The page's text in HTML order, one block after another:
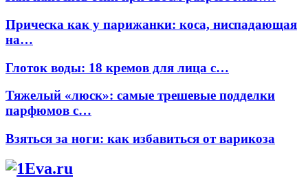
Прическа как у парижанки: коса, ниспадающая
на…
Глоток воды: 18 кремов для лица с…
Тяжелый «люск»: самые трешевые подделки
парфюмов с…
Взяться за ноги: как избавиться от варикоза